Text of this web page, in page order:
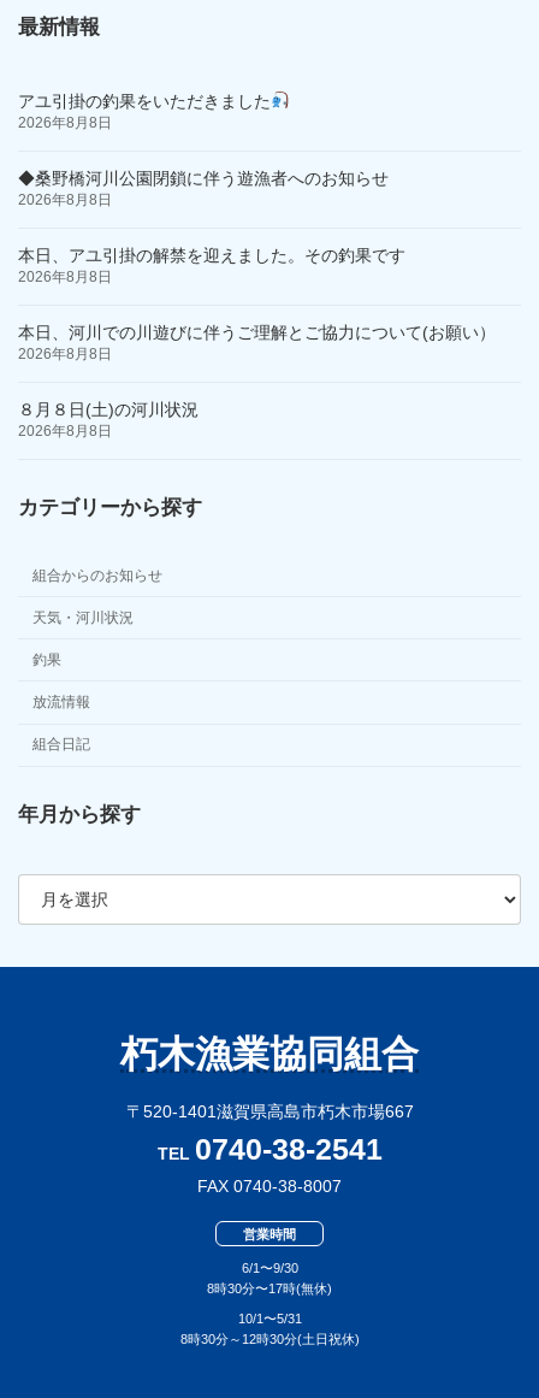
最新情報
アユ引掛の釣果をいただきました
2026年8月8日
◆桑野橋河川公園閉鎖に伴う遊漁者へのお知らせ
2026年8月8日
本日、アユ引掛の解禁を迎えました。その釣果です
2026年8月8日
本日、河川での川遊びに伴うご理解とご協力について(お願い）
2026年8月8日
８月８日(土)の河川状況
2026年8月8日
カテゴリーから探す
組合からのお知らせ
天気・河川状況
釣果
放流情報
組合日記
年月から探す
ア
朽木漁業協同組合
〒520-1401滋賀県高島市朽木市場667
TEL 0740-38-2541
FAX 0740-38-8007
営業時間
6/1〜9/30
8時30分〜17時(無休)
10/1〜5/31
8時30分～12時30分(土日祝休)